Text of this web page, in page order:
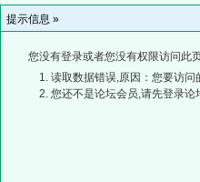
提示信息 »
您没有登录或者您没有权限访问此
读取数据错误,原因：您要访
您还不是论坛会员,请先登录论